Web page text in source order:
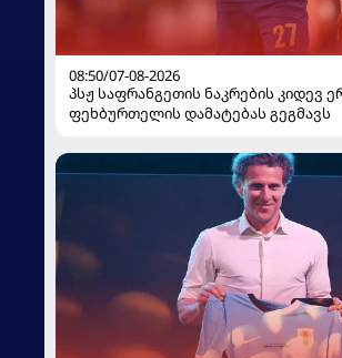
08:50/07-08-2026
პსჟ საფრანგეთის ნაკრების კიდევ
ფეხბურთელის დამატებას გეგმავს